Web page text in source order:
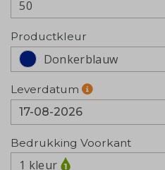
50
Productkleur
Donkerblauw
Leverdatum
Bedrukking Voorkant
1 kleur